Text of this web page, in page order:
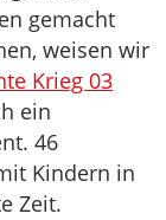
gemacht
weisen wir
Krieg 03
ein
46
Kindern in
Zeit.